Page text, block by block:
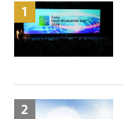
1
2